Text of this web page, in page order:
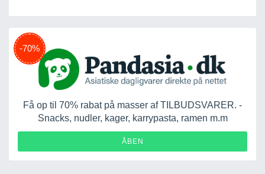
-70%
Få op til 70% rabat på masser af TILBUDSVARER. -
Snacks, nudler, kager, karrypasta, ramen m.m
ÅBEN